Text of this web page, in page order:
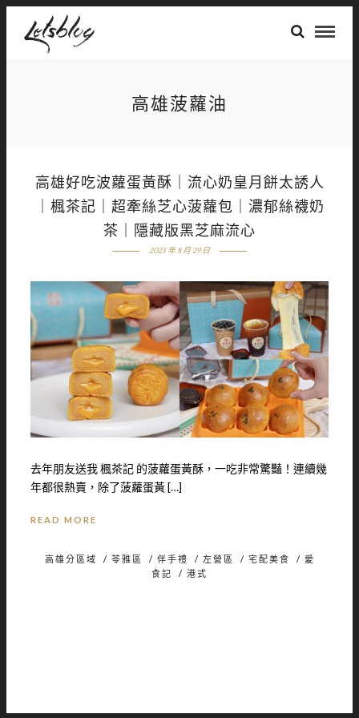
高雄菠蘿油
高雄好吃波蘿蛋黃酥｜流心奶皇月餅太誘人
｜楓茶記｜超牽絲芝心菠蘿包｜濃郁絲襪奶
茶｜隱藏版黑芝麻流心
2023 年 8 月 29 日
去年朋友送我 楓茶記 的菠蘿蛋黃酥，一吃非常驚豔！連續幾
年都很熱賣，除了菠蘿蛋黃 […]
READ MORE
高雄分區域 / 苓雅區 / 伴手禮 / 左營區 / 宅配美食 / 愛
食記
/ 港式